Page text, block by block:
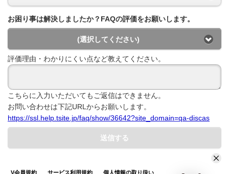
お困り事は解決しましたか？FAQの評価をお願いします。
(選択してください)
評価理由・わかりにくい点など教えてください。
こちらに入力いただいてもご返信はできません。
お問い合わせは下記URLからお願いします。
https://ssl.help.tsite.jp/faq/show/36642?site_domain=qa-discas
送信する
V会員規約 サービス利用規約 個人情報の取り扱い